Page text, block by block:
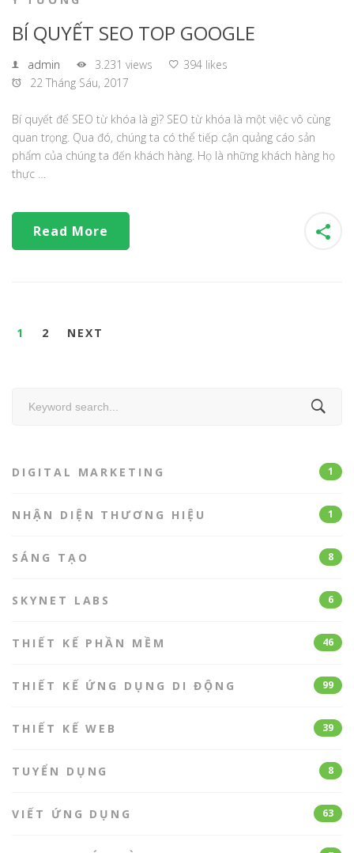
BÍ QUYẾT SEO TOP GOOGLE
admin 3.231 views
394 likes
22 Tháng Sáu, 2017
Bí quyết để SEO từ khóa là gì? SEO từ khóa là một việc vô cùng
quan trọng. Qua đó, chúng ta có thể tiếp cận quảng cáo sản
phẩm của chúng ta đến khách hàng. Họ là những khách hàng họ
thực …
Read More
1 2 NEXT
DIGITAL MARKETING 1
NHẬN DIỆN THƯƠNG HIỆU 1
SÁNG TẠO 8
SKYNET LABS 6
THIẾT KẾ PHẦN MỀM 46
THIẾT KẾ ỨNG DỤNG DI ĐỘNG 99
THIẾT KẾ WEB 39
TUYỂN DỤNG 8
VIẾT ỨNG DỤNG 63